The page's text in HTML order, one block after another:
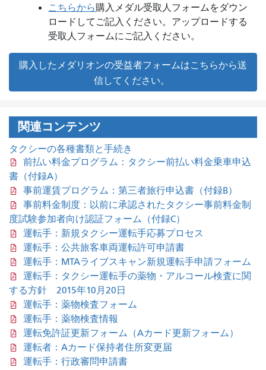
こちらから購入メダル受取人フォームをダウン
ロードしてご記入ください。 アップロードする
受取人フォームにご記入ください。
購入したメダリオンの受益者フォームはこちらから送
信してください。
関連コンテンツ
タクシーの各種書類と手続き
前払い料金プログラム：タクシー前払い料金乗車申込
書（付録A）
事前運賃プログラム：第三者旅行申込書（付録B）
事前料金制度：以前に承認されたタクシー事前料金制
度試験参加者向け認証フォーム（付録C）
運転手：新規タクシー運転手応募プロセス
運転手：公共旅客車両運転許可申請書
運転手：MTAライブスキャン新規運転手申請フォーム
運転手：タクシー運転手の薬物・アルコール検査に関
する方針 2015年10月20日
運転手：薬物検査フォーム
運転手：薬物検査情報
運転免許証更新フォーム（Aカード更新フォーム）
運転者：Aカード保持者住所変更届
運転手：行政審問申請書